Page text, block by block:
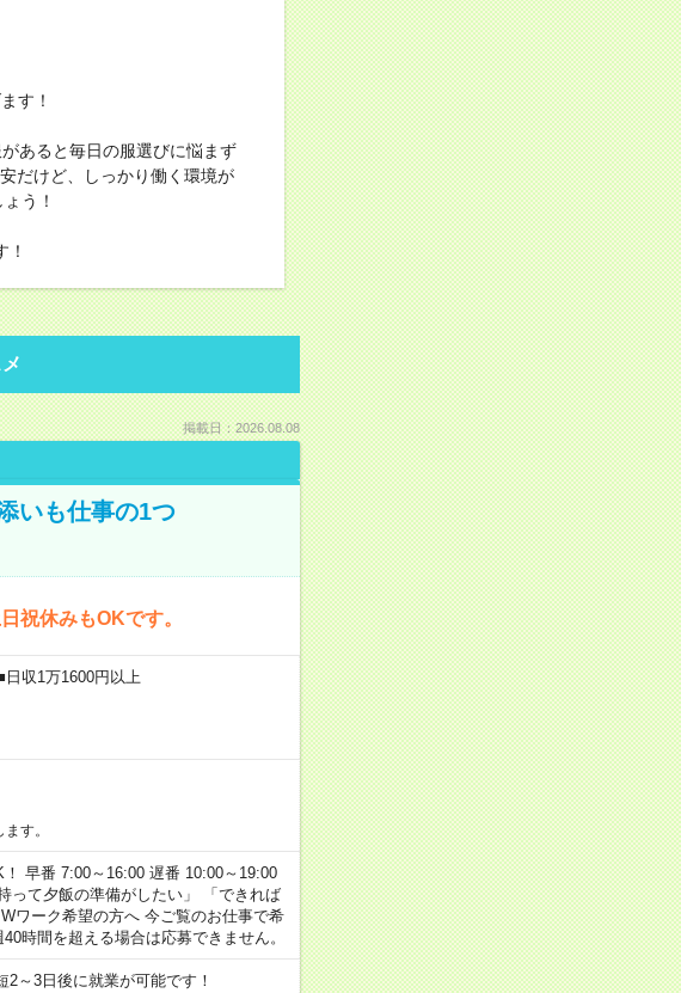
す！
あると毎日の服選びに悩まず
だけど、しっかり働く環境が
う！
掲載日：2026.08.08
いも仕事の1つ
祝休みもOKです。
収1万1600円以上
す。
早番 7:00～16:00 遅番 10:00～19:00
って夕飯の準備がしたい」 「できれば
ワーク希望の方へ 今ご覧のお仕事で希
時間を超える場合は応募できません。
～3日後に就業が可能です！